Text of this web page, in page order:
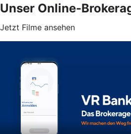
Unser Online-
Jetzt Filme ansehen